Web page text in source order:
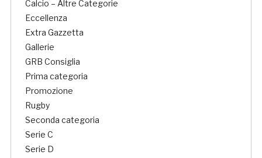
Calcio – Altre Categorie
Eccellenza
Extra Gazzetta
Gallerie
GRB Consiglia
Prima categoria
Promozione
Rugby
Seconda categoria
Serie C
Serie D